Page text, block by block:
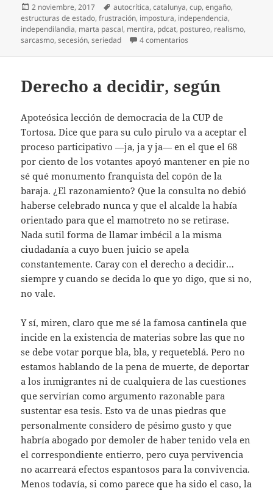
Publicado
el
2 noviembre, 2017 Etiquetas
autocrítica,catalunya,cup,engaño,
estructuras de estado,frustración, impostura, independencia,
independilandia, marta pascal, mentira, pdcat, postureo, realismo,
sarcasmo,secesión,seriedad 4 comentarios
Derecho a decidir, según
Apoteósica lección de democracia de la CUP de
Tortosa. Dice que para su culo pirulo va a aceptar el
proceso participativo —ja, ja y ja— en el que el 68
por ciento de los votantes apoyó mantener en pie no
sé qué monumento franquista del copón de la
baraja. ¿El razonamiento? Que la consulta no debió
haberse celebrado nunca y que el alcalde la había
orientado para que el mamotreto no se retirase.
Nada sutil forma de llamar imbécil a la misma
ciudadanía a cuyo buen juicio se apela
constantemente. Caray con el derecho a decidir…
siempre y cuando se decida lo que yo digo, que si no,
no vale.
Y sí, miren, claro que me sé la famosa cantinela que
incide en la existencia de materias sobre las que no
se debe votar porque bla, bla, y requeteblá. Pero no
estamos hablando de la pena de muerte, de deportar
a los inmigrantes ni de cualquiera de las cuestiones
que servirían como argumento razonable para
sustentar esa tesis. Esto va de unas piedras que
personalmente considero de pésimo gusto y que
habría abogado por demoler de haber tenido vela en
el correspondiente entierro, pero cuya pervivencia
no acarreará efectos espantosos para la convivencia.
Menos todavía, si como parece que ha sido el caso, la